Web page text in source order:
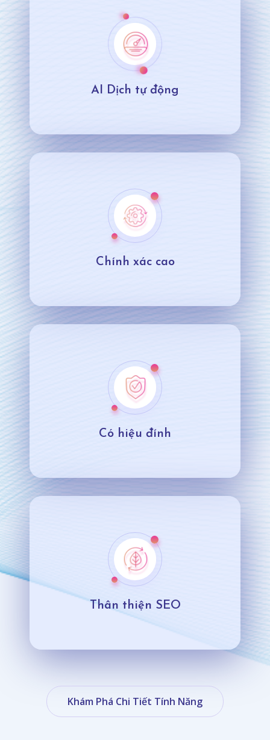
AI Dịch tự động
Chính xác cao
Có hiệu đính
Thân thiện SEO
Khám Phá Chi Tiết Tính Năng